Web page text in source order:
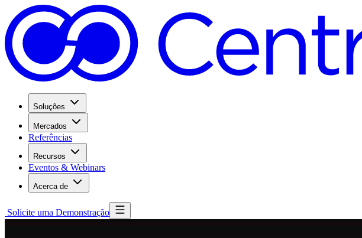
Soluções
Mercados
Referências
Recursos
Eventos & Webinars
Acerca de
Solicite uma Demonstração